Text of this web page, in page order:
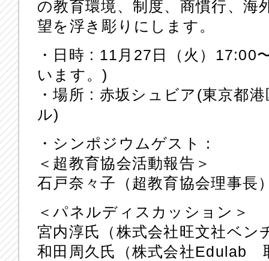
の教育環境、制度、商慣行、海
望を浮き彫りにします。
・日時 : 11月27日（火）17:00
います。)
・場所 : 赤坂シュビア(東京都
ル)
・シンポジウムゲスト：
＜超教育協会活動報告＞
石戸奈々子（超教育協会理事長
＜パネルディスカッション＞
宮内淳氏（株式会社旺文社ベ
和田周久氏（株式会社Edulab